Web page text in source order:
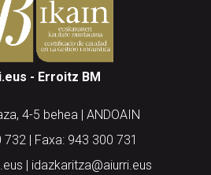
- Erroitz BM
4-5 behea | ANDOAIN
732 | Faxa: 943 300 731
| idazkaritza@aiurri.eus